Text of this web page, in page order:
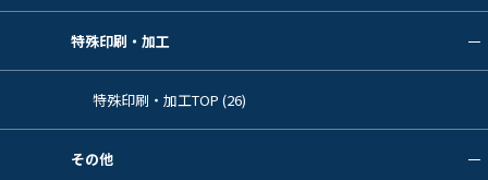
特殊印刷・加工
特殊印刷・加工TOP (26)
その他